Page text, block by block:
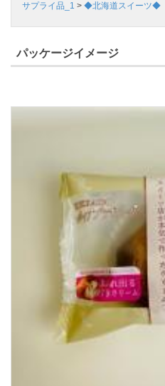
サプライ品_1 > ◆北海道スイーツ◆
パッケージイメージ